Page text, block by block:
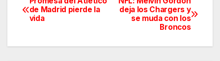
Navegación
de
entradas
deja los Chargers y
se muda con los
Broncos
de Madrid pierde la
vida